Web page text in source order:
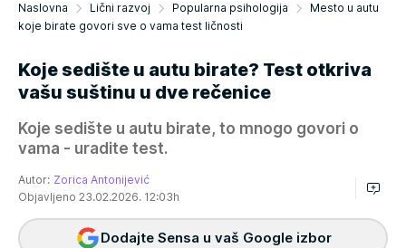
Naslovna Lični razvoj Popularna psihologija
Mesto u autu
koje birate govori sve o vama test ličnosti
Koje sedište u autu birate? Test otkriva
vašu suštinu u dve rečenice
Koje sedište u autu birate, to mnogo govori o
vama - uradite test.
Autor: Zorica Antonijević
Objavljeno 23.02.2026. 12:03h
Dodajte Sensa u vaš Google izbor